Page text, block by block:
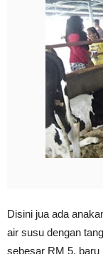
Disini jua ada
air susu dengan
sebesar RM 5, baru